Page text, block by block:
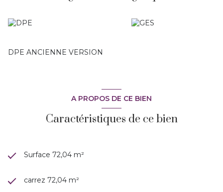
DPE ANCIENNE VERSION
A PROPOS DE CE BIEN
Caractéristiques de ce bien
Surface 72,04 m²
carrez 72,04 m²